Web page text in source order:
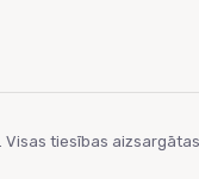
tiesības